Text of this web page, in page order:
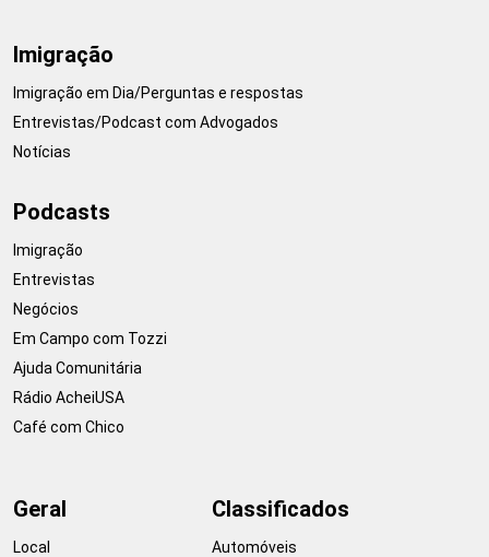
Imigração
Imigração em Dia/Perguntas e respostas
Entrevistas/Podcast com Advogados
Notícias
Podcasts
Imigração
Entrevistas
Negócios
Em Campo com Tozzi
Ajuda Comunitária
Rádio AcheiUSA
Café com Chico
Geral
Local
Classificados
Automóveis